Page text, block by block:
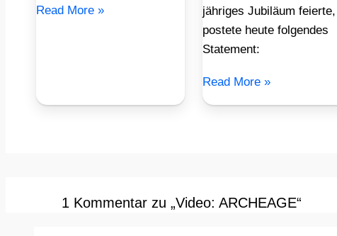
Read More »
jähriges Jubiläum feierte,
postete heute folgendes
Statement:
Read More »
1 Kommentar zu „Video: ARCHEAGE“